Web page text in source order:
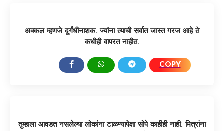
अक्कल म्हणजे दुर्गंधीनाशक. ज्यांना त्याची सर्वात जास्त गरज आहे ते
कधीही वापरत नाहीत.
COPY
तुम्हाला आवडत नसलेल्या लोकांना टाळण्यापेक्षा सोपे काहीही नाही. मित्रांना